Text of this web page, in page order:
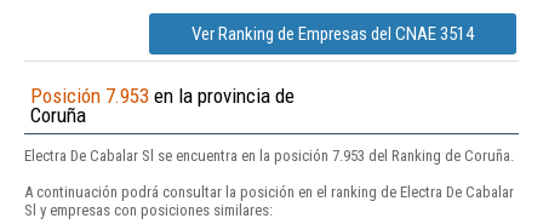
Ver Ranking de Empresas del CNAE 3514
Posición 7.953 en la provincia de
Coruña
Electra De Cabalar Sl se encuentra en la posición 7.953 del Ranking de Coruña.
A continuación podrá consultar la posición en el ranking de Electra De Cabalar
Sl y empresas con posiciones similares: